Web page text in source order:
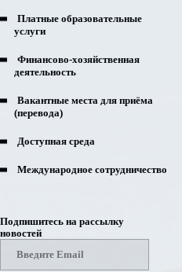
Платные образовательные
услуги
Финансово-хозяйственная
деятельность
Вакантные места для приёма
(перевода)
Доступная среда
Международное сотрудничество
Подпишитесь на рассылку
новостей